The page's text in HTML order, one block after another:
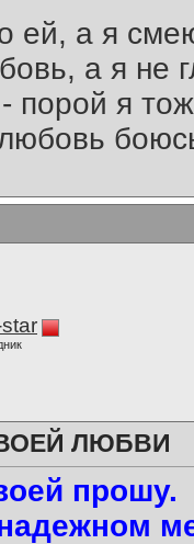
ей, а я
а я не
порой я
ЛЮБВИ
прошу.